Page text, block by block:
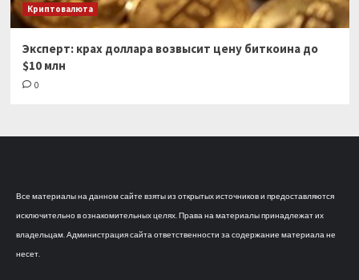
Криптовалюта
Эксперт: крах доллара возвысит цену биткоина до
$10 млн
0
Все материалы на данном сайте взяты из открытых источников и предоставляются
исключительно в ознакомительных целях. Права на материалы принадлежат их
владельцам. Администрация сайта ответственности за содержание материала не
несет.